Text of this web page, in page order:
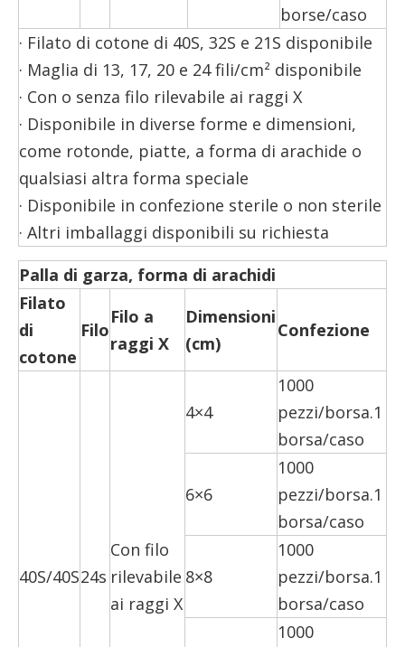
borse/caso
· Filato di cotone di 40S, 32S e 21S disponibile
· Maglia di 13, 17, 20 e 24 fili/cm² disponibile
· Con o senza filo rilevabile ai raggi X
· Disponibile in diverse forme e dimensioni,
come rotonde, piatte, a forma di arachide o
qualsiasi altra forma speciale
· Disponibile in confezione sterile o non sterile
· Altri imballaggi disponibili su richiesta
Palla di garza, forma di arachidi
Filato
di
cotone
Filo
Filo a
raggi X
Dimensioni
(cm)
Confezione
40S/40S24s
Con filo
rilevabile
ai raggi X
4×4
1000
pezzi/borsa.1
borsa/caso
6×6
1000
pezzi/borsa.1
borsa/caso
8×8
1000
pezzi/borsa.1
borsa/caso
1000